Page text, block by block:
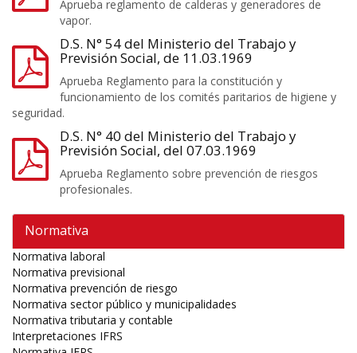
Aprueba reglamento de calderas y generadores de
vapor.
D.S. N° 54 del Ministerio del Trabajo y
Previsión Social, de 11.03.1969
Aprueba Reglamento para la constitución y
funcionamiento de los comités paritarios de higiene y
seguridad.
D.S. N° 40 del Ministerio del Trabajo y
Previsión Social, del 07.03.1969
Aprueba Reglamento sobre prevención de riesgos
profesionales.
Normativa
Normativa laboral
Normativa previsional
Normativa prevención de riesgo
Normativa sector público y municipalidades
Normativa tributaria y contable
Interpretaciones IFRS